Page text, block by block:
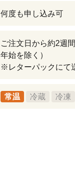
何度も申し込み可
ご注文日から約2週
年始を除く）
※レターパックにて
常温 冷蔵 冷凍